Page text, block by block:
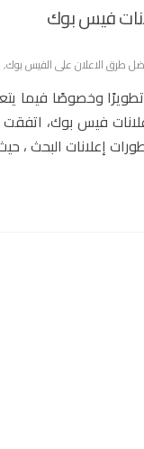
فيس بوك
طرق الاعلان على الفيس بوك,
وخصوصًا فيما
فيس بوك،
إعلانات البحث ،